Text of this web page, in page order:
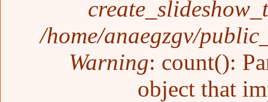
/home/anaegzgv/
Warning: count():
object that